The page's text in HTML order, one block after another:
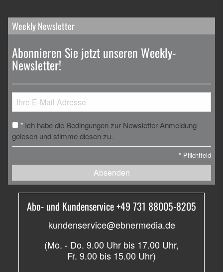
Weekly Newsletter
Abonnieren Sie jetzt unseren Weekly-
Newsletter!
* Ich habe die Bedingungen zur Newsletter-Anmeldung
gelesen und stimme diesen zu.
* Pflichtfeld
Absenden
Abo- und Kundenservice +49 731 88005-8205
kundenservice@ebnermedia.de
(Mo. - Do. 9.00 Uhr bis 17.00 Uhr,
Fr. 9.00 bis 15.00 Uhr)